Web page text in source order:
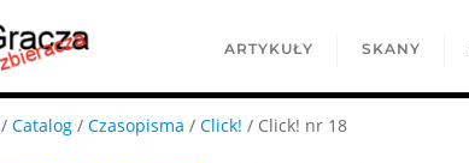
ARTYKUŁY SKANY
/Catalog /Czasopisma /Click! / Click! nr 18